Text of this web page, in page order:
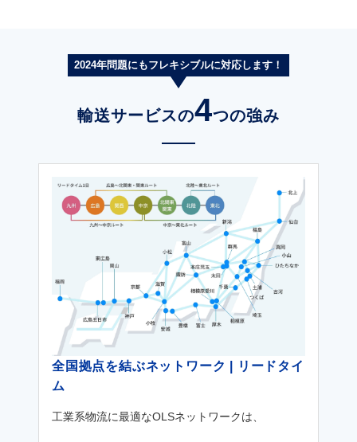
2024年問題にもフレキシブルに対応します！
輸送サービスの4つの強み
全国拠点を結ぶネットワーク | リードタイ
ム
工業系物流に最適なOLSネットワークは、